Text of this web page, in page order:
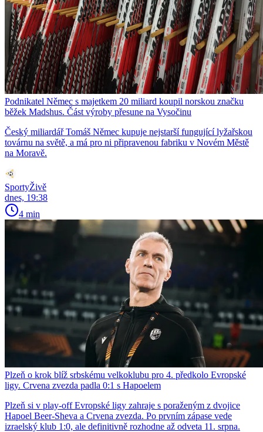
Podnikatel Němec s majetkem 20 miliard koupil norskou značku
běžek Madshus. Část výroby přesune na Vysočinu
Český miliardář Tomáš Němec kupuje nejstarší fungující lyžařskou
továrnu na světě, a má pro ni připravenou fabriku v Novém Městě
na Moravě.
SportyŽivě
dnes, 19:38
4 min
Plzeň o krok blíž srbskému velkoklubu pro 4. předkolo Evropské
ligy. Crvena zvezda padla 0:1 s Hapoelem
Plzeň si v play-off Evropské ligy zahraje s poraženým z dvojice
Hapoel Beer-Sheva a Crvena zvezda. Po prvním zápase vede
izraelský klub 1:0, ale definitivně rozhodne až odveta 11. srpna.